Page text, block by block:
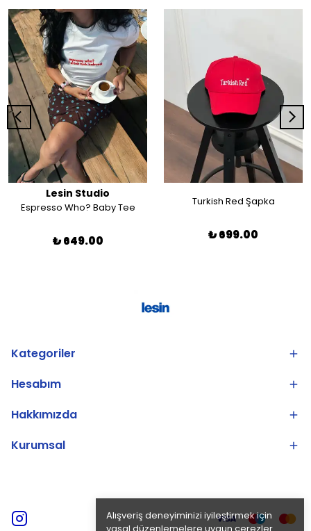
Alışveriş deneyiminizi iyileştirmek için
Lesin Studio
Espresso Who? Baby Tee
₺ 649.00
Turkish Red Şapka
₺ 699.00
Kategoriler
Hesabım
Hakkımızda
Kurumsal